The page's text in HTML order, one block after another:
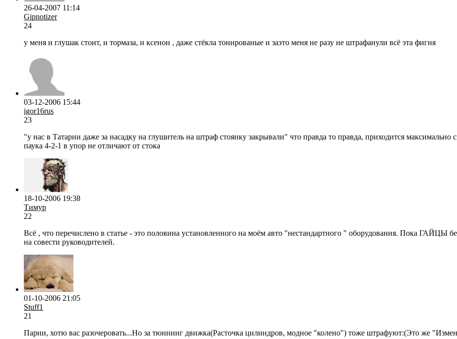
26-04-2007 11:14
Gipnotizer
24
у меня и глушак стоит, и тормаза, и ксенон , даже стёкла тонированые и заэто меня не разу не штрафанули всё эта фигня
03-12-2006 15:44
igor16rus
23
"у нас в Татарии даже за насадку на глушитель на штраф стоянку закрывали" что правда то правда, приходится максимально
паука 4-2-1 в упор не отличают от стока
18-10-2006 19:38
Тимур
22
Всё , что перечислено в статье - это половина установленного на моём авто "нестандартного " оборудования. Пока ГАЙЦЫ
на совести руководителей.
01-10-2006 21:05
Stuff1
21
Парни, хотю вас разочеровать...Но за тюннинг движка(Расточка цилиндров, модное "колено") тоже штрафуют:(Это же